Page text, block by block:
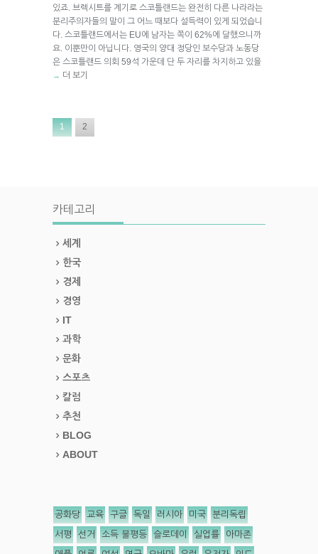
있죠. 브렉시트를 계기로 스코틀랜드는 완전히 다른 나라라는
분리주의자들의 말이 그 어느 때보다 설득력이 있게 되었습니
다. 스코틀랜드에서는 EU에 남자는 쪽이 62%에 달했으니까
요. 이뿐만이 아닙니다. 영국의 양대 정당인 보수당과 노동당
은 스코틀랜드 의회 59석 가운데 단 두 자리를 차지하고 있을
→ 더 보기
1 2
카테고리
세계
한국
경제
경영
IT
과학
문화
스포츠
칼럼
추천
BLOG
ABOUT
공화당 교육 구글 독일 러시아 미국 분리독립
서평 선거 소득 불평등 슬로데이 실업률 아마존